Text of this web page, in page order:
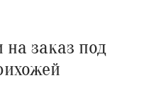
заказ под